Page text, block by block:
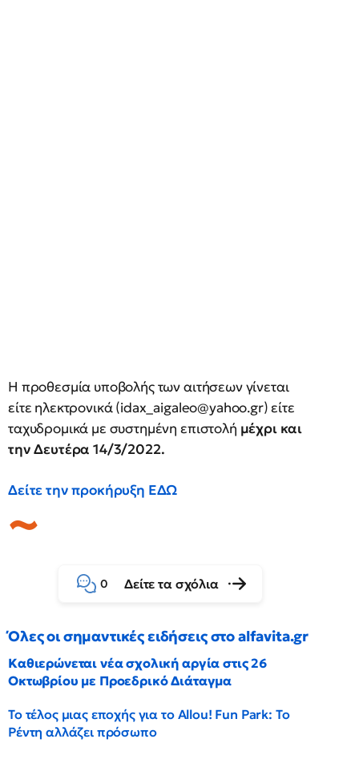
H προθεσμία υποβολής των αιτήσεων γίνεται
είτε ηλεκτρονικά (idax_aigaleo@yahoo.gr) είτε
ταχυδρομικά με συστημένη επιστολή μέχρι και
την Δευτέρα 14/3/2022.
Δείτε την προκήρυξη ΕΔΩ
0 Δείτε τα σχόλια
Όλες οι σημαντικές ειδήσεις στο alfavita.gr
Καθιερώνεται νέα σχολική αργία στις 26
Οκτωβρίου με Προεδρικό Διάταγμα
Το τέλος μιας εποχής για το Allou! Fun Park: Το
Ρέντη αλλάζει πρόσωπο